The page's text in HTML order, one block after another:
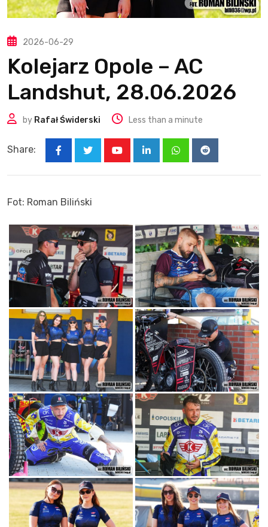
2026-06-29
Kolejarz Opole – AC
Landshut, 28.06.2026
by Rafał Świderski Less than a minute
Share:
LinkedInWhatsappReddit
Fot: Roman Biliński